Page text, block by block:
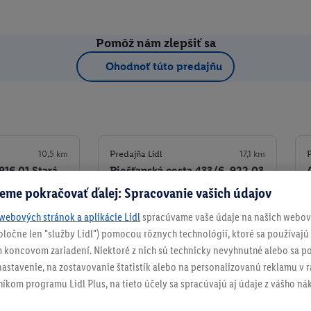
Pomôž nám zlepšiť sa
Ohodnoť túto predajňu
10,5 km
01 Stará
predajne
obľúbenú
Predajňa Lidl 17,1 km
Piešťanská cesta 433/6, 922 03
Vrbové
+ 3 Detaily predajne
Nastaviť ako obľúbenú
pokračovať ďalej: Spracovanie vašich údajov
stránok a aplikácie Lidl spracúvame vaše údaje na našich
len "služby Lidl") pomocou rôznych technológií, ktoré sa
zariadení. Niektoré z nich sú technicky nevyhnutné alebo sa
na zostavovanie štatistík alebo na personalizovanú reklamu v
programu Lidl Plus, na tieto účely sa spracúvajú aj údaje z vášho